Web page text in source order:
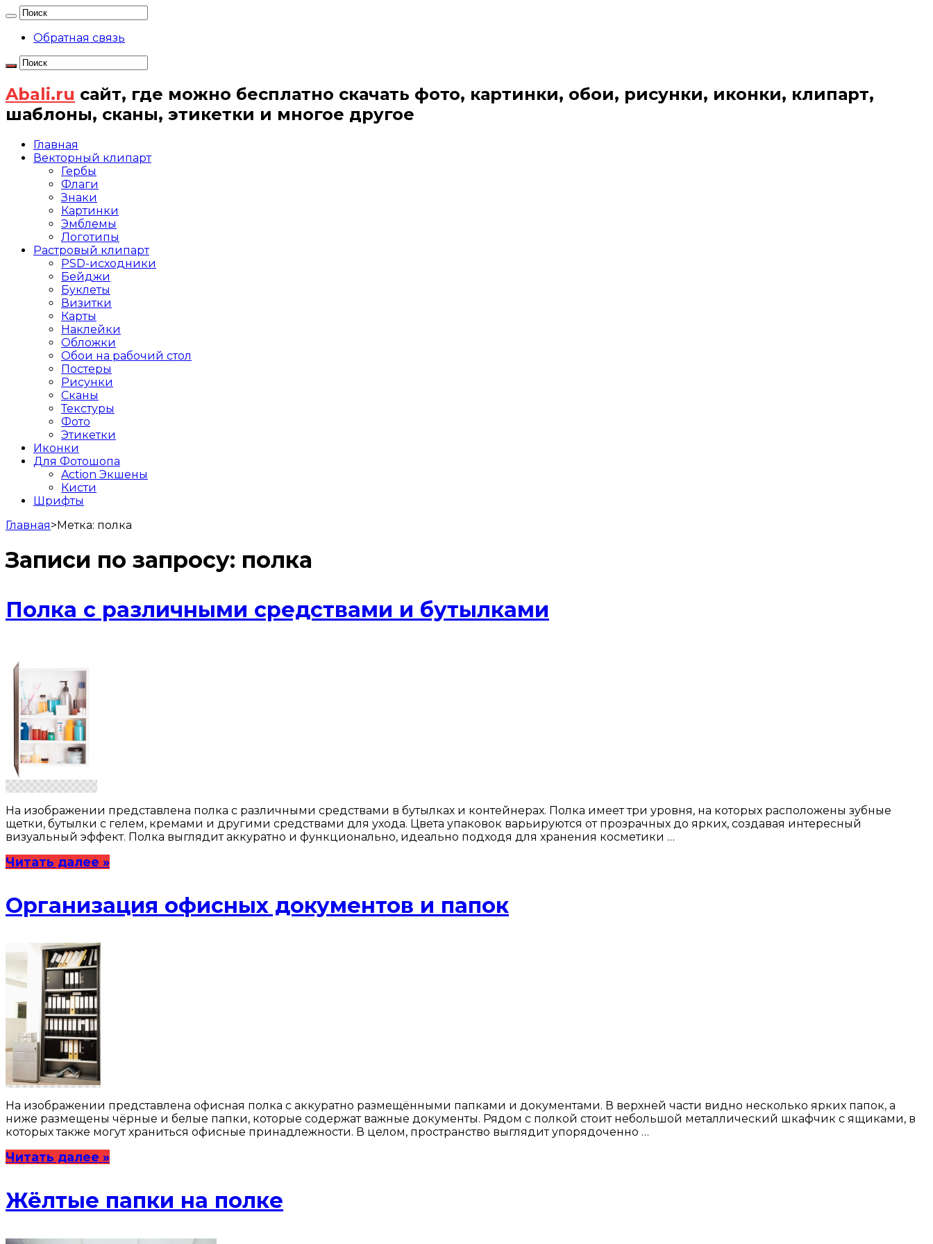
Обратная связь
Abali.ru сайт, где можно бесплатно скачать фото, картинки, обои, рисунки, иконки, клипарт,
шаблоны, сканы, этикетки и многое другое
Главная
Векторный клипарт
Гербы
Флаги
Знаки
Картинки
Эмблемы
Логотипы
Растровый клипарт
PSD-исходники
Бейджи
Буклеты
Визитки
Карты
Наклейки
Обложки
Обои на рабочий стол
Постеры
Рисунки
Сканы
Текстуры
Фото
Этикетки
Иконки
Для Фотошопа
Action Экшены
Кисти
Шрифты
Главная>Метка: полка
Записи по запросу: полка
Полка с различными средствами и бутылками
На изображении представлена полка с различными средствами в бутылках и контейнерах. Полка имеет три уровня, на которых расположены зубные
щетки, бутылки с гелем, кремами и другими средствами для ухода. Цвета упаковок варьируются от прозрачных до ярких, создавая интересный
визуальный эффект. Полка выглядит аккуратно и функционально, идеально подходя для хранения косметики …
Читать далее »
Организация офисных документов и папок
На изображении представлена офисная полка с аккуратно размещёнными папками и документами. В верхней части видно несколько ярких папок, а
ниже размещены чёрные и белые папки, которые содержат важные документы. Рядом с полкой стоит небольшой металлический шкафчик с ящиками, в
которых также могут храниться офисные принадлежности. В целом, пространство выглядит упорядоченно …
Читать далее »
Жёлтые папки на полке